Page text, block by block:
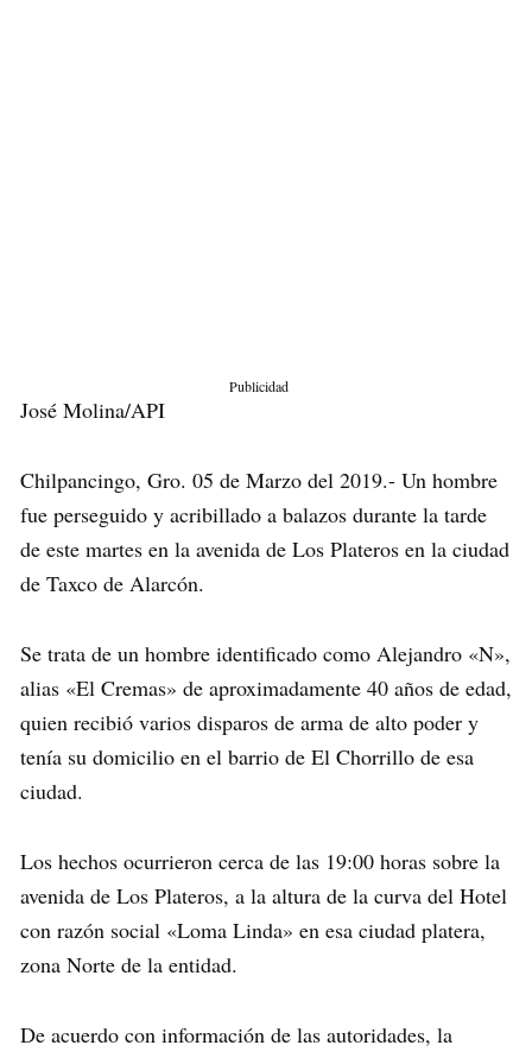
Publicidad
José Molina/API
Chilpancingo, Gro. 05 de Marzo del 2019.- Un hombre
fue perseguido y acribillado a balazos durante la tarde
de este martes en la avenida de Los Plateros en la ciudad
de Taxco de Alarcón.
Se trata de un hombre identificado como Alejandro «N»,
alias «El Cremas» de aproximadamente 40 años de edad,
quien recibió varios disparos de arma de alto poder y
tenía su domicilio en el barrio de El Chorrillo de esa
ciudad.
Los hechos ocurrieron cerca de las 19:00 horas sobre la
avenida de Los Plateros, a la altura de la curva del Hotel
con razón social «Loma Linda» en esa ciudad platera,
zona Norte de la entidad.
De acuerdo con información de las autoridades, la